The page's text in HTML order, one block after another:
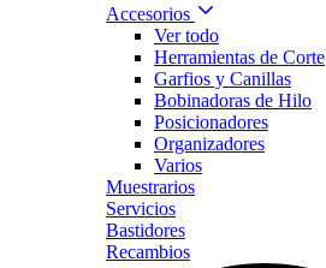
Accesorios
Ver todo
Herramientas de Corte
Garfios y Canillas
Bobinadoras de Hilo
Posicionadores
Organizadores
Varios
Muestrarios
Servicios
Bastidores
Recambios